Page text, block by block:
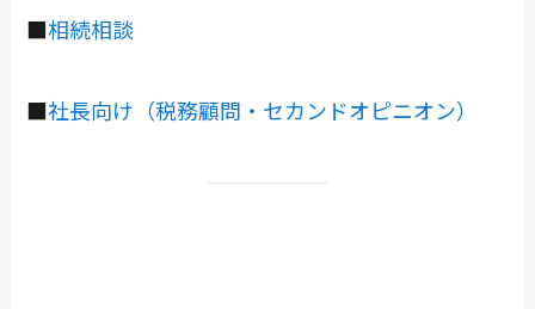
■相続相談
■社長向け（税務顧問・セカンドオピニオン）